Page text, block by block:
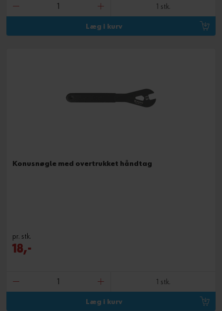
1 stk.
Læg i kurv
Konusnøgle med overtrukket håndtag
pr. stk.
18,-
1 stk.
Læg i kurv